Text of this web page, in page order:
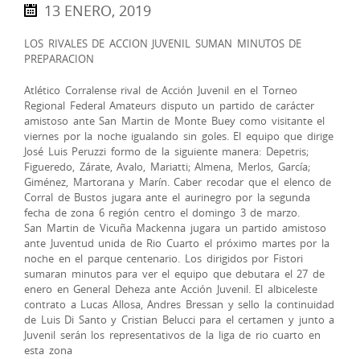
13 ENERO, 2019
LOS RIVALES DE ACCION JUVENIL SUMAN MINUTOS DE
PREPARACION
Atlético Corralense rival de Acción Juvenil en el Torneo
Regional Federal Amateurs disputo un partido de carácter
amistoso ante San Martin de Monte Buey como visitante el
viernes por la noche igualando sin goles. El equipo que dirige
José Luis Peruzzi formo de la siguiente manera: Depetris;
Figueredo, Zárate, Avalo, Mariatti; Almena, Merlos, García;
Giménez, Martorana y Marín. Caber recodar que el elenco de
Corral de Bustos jugara ante el aurinegro por la segunda
fecha de zona 6 región centro el domingo 3 de marzo.
San Martin de Vicuña Mackenna jugara un partido amistoso
ante Juventud unida de Rio Cuarto el próximo martes por la
noche en el parque centenario. Los dirigidos por Fistori
sumaran minutos para ver el equipo que debutara el 27 de
enero en General Deheza ante Acción Juvenil. El albiceleste
contrato a Lucas Allosa, Andres Bressan y sello la continuidad
de Luis Di Santo y Cristian Belucci para el certamen y junto a
Juvenil serán los representativos de la liga de rio cuarto en
esta zona